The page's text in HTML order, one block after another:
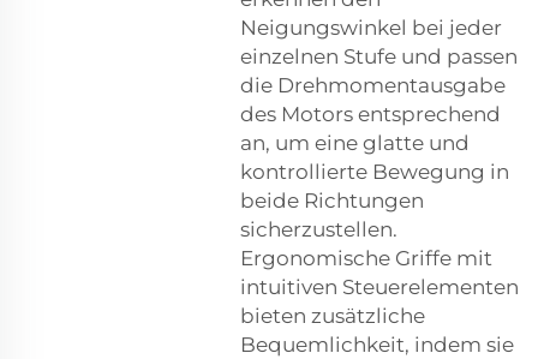
Neigungswinkel bei jeder
einzelnen Stufe und passen
die Drehmomentausgabe
des Motors entsprechend
an, um eine glatte und
kontrollierte Bewegung in
beide Richtungen
sicherzustellen.
Ergonomische Griffe mit
intuitiven Steuerelementen
bieten zusätzliche
Bequemlichkeit, indem sie